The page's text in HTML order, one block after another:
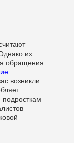
их
обращения
возникли